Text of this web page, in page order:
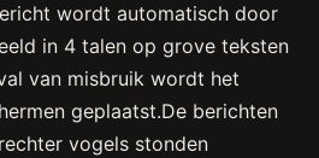
wordt automatisch door
in 4 talen op grove teksten
van misbruik wordt het
geplaatst.De berichten
vogels stonden